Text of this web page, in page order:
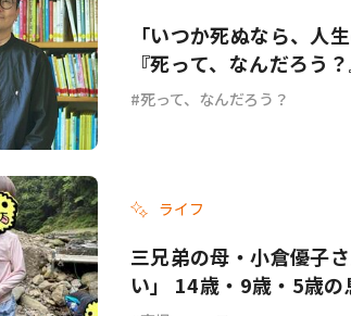
「いつか死ぬなら、人
『死って、なんだろう
死って、なんだろう？
ライフ
三兄弟の母・小倉優子
い」 14歳・9歳・5歳